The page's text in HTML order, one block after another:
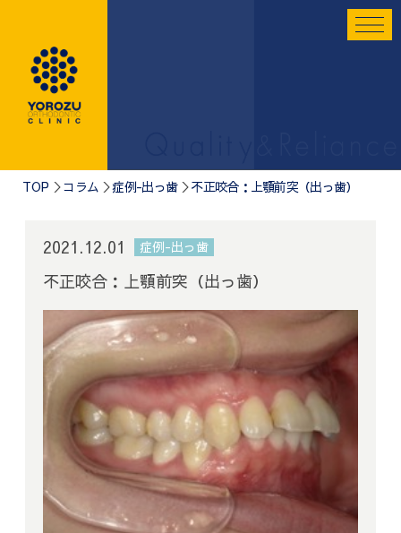
TOP コラム 症例-出っ歯 不正咬合：上顎前突（出っ歯）
2021.12.01 症例-出っ歯
不正咬合：上顎前突（出っ歯）